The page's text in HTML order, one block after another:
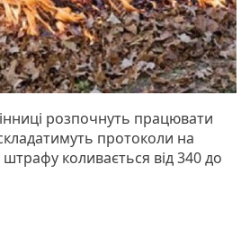
розпочнуть працювати
протоколи на
штрафу коливається від 340 до